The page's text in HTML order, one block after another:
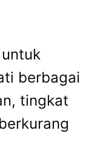
untuk
berbagai
tingkat
berkurang